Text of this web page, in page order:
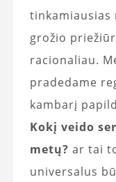
tinkamiausias
grožio
racionaliau.
pradedame
kambarį
Kokį veido
metų? ar tai
universalus